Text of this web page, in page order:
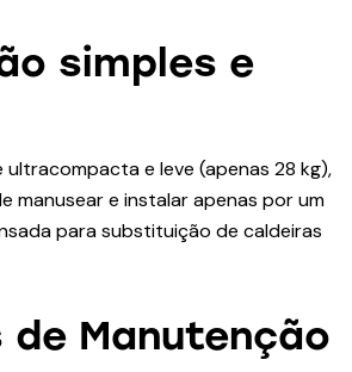
simples e
ultracompacta e leve (apenas 28 kg),
manusear e instalar apenas por um
para substituição de caldeiras
de Manutenção